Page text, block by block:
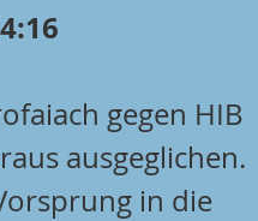
gegen HIB
ausgeglichen.
in die